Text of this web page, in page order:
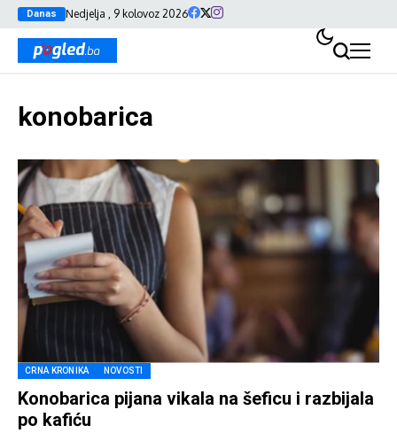
Danas Nedjelja , 9 kolovoz 2026
konobarica
CRNA KRONIKA NOVOSTI
Konobarica pijana vikala na šeficu i razbijala
po kafiću